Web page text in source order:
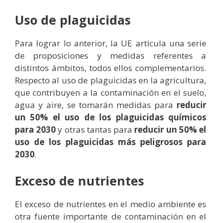
Uso de plaguicidas
Para lograr lo anterior, la UE articula una serie
de proposiciones y medidas referentes a
distintos ámbitos, todos ellos complementarios.
Respecto al uso de plaguicidas en la agricultura,
que contribuyen a la contaminación en el suelo,
agua y aire, se tomarán medidas para reducir
un 50% el uso de los plaguicidas químicos
para 2030y otras tantas para reducir un 50% el
uso de los plaguicidas más peligrosos para
2030.
Exceso de nutrientes
El exceso de nutrientes en el medio ambiente es
otra fuente importante de contaminación en el